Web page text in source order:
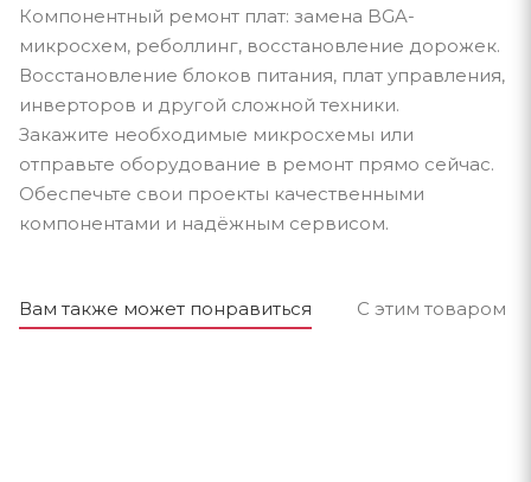
Компонентный ремонт плат: замена BGA-
микросхем, реболлинг, восстановление дорожек.
Восстановление блоков питания, плат управления,
инверторов и другой сложной техники.
Закажите необходимые микросхемы или
отправьте оборудование в ремонт прямо сейчас.
Обеспечьте свои проекты качественными
компонентами и надёжным сервисом.
Вам также может понравиться С этим товаром